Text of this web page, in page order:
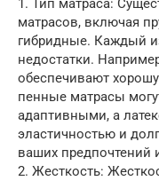
1. Тип матраса:
матрасов, включая
гибридные. Каждый
недостатки.
обеспечивают
пенные матрасы
адаптивными, а
эластичностью и
ваших предпочтений
2. Жесткость: